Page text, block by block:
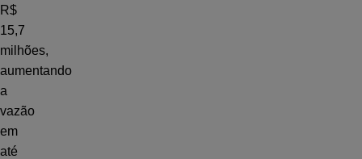
R$
15,7
milhões,
aumentando
a
vazão
em
até